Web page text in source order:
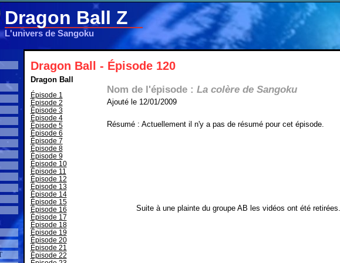
Dragon Ball Z
L'univers de Sangoku
Dragon Ball - Épisode 120
Dragon Ball
Épisode 1
Épisode 2
Épisode 3
Épisode 4
Épisode 5
Épisode 6
Épisode 7
Épisode 8
Épisode 9
Épisode 10
Épisode 11
Épisode 12
Épisode 13
Épisode 14
Épisode 15
Épisode 16
Épisode 17
Épisode 18
Épisode 19
Épisode 20
Épisode 21
Épisode 22
Nom de l'épisode : La colère de Sangoku
Ajouté le 12/01/2009
Résumé : Actuellement il n'y a pas de résumé pour cet épisode.
Suite à une plainte du groupe AB les vidéos ont été retirées.